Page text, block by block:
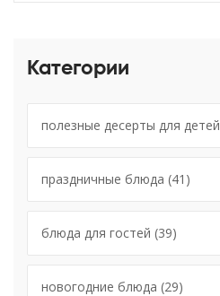
Категории
полезные десерты для детей
праздничные блюда (41)
блюда для гостей (39)
новогодние блюда (29)